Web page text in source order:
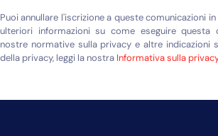
Puoi annullare l'iscrizione a queste comunicazioni
ulteriori informazioni su come eseguire questa
nostre normative sulla privacy e altre indicazioni
della privacy, leggi la nostra Informativa sulla privacy